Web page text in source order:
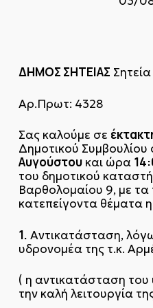
ΔΗΜΟΣ ΣΗΤΕΙΑΣ
Αρ.Πρωτ: 4328
Σας καλούμε σε
Δημοτικού
Αυγούστουκαι ώρα
του δημοτικού
Βαρθολομαίου 9, με
κατεπείγοντα θέματα
1. Αντικατάσταση,
υδρονομέα της τ.κ.
( η αντικατάσταση του
την καλή λειτουργία